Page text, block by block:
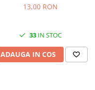
13,00 RON
33IN STOC
ADAUGA IN COS